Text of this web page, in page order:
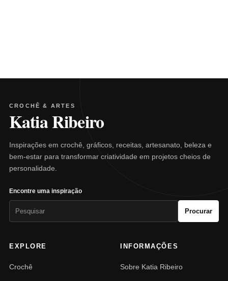
CROCHÊ & ARTES
Katia Ribeiro
Inspirações em crochê, gráficos, receitas, artesanato, beleza e
bem-estar para transformar criatividade em projetos cheios de
personalidade.
Encontre uma inspiração
Procurar
EXPLORE
Crochê
INFORMAÇÕES
Sobre Katia Ribeiro